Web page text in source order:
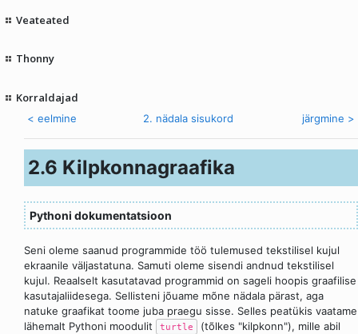
Veateated
Thonny
Korraldajad
< eelmine 2. nädala sisukord järgmine >
2.6 Kilpkonnagraafika
Pythoni dokumentatsioon
Seni oleme saanud programmide töö tulemused tekstilisel kujul
ekraanile väljastatuna. Samuti oleme sisendi andnud tekstilisel
kujul. Reaalselt kasutatavad programmid on sageli hoopis graafilise
kasutajaliidesega. Sellisteni jõuame mõne nädala pärast, aga
natuke graafikat toome juba praegu sisse. Selles peatükis vaatame
lähemalt Pythoni moodulit
turtle
(tõlkes "kilpkonn"), mille abil